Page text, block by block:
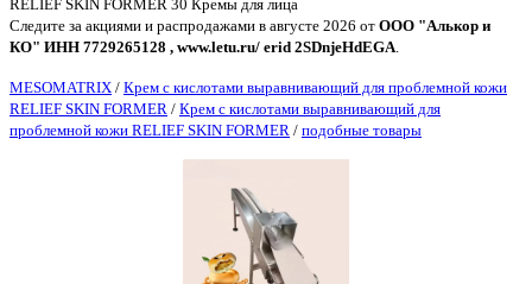
RELIEF SKIN FORMER 30 Кремы для лица
Следите за акциями и распродажами в августе 2026 от ООО "Алькор и
КО" ИНН 7729265128 , www.letu.ru/ erid 2SDnjeHdEGA
MESOMATRIX / Крем с кислотами выравнивающий для проблемной кожи
RELIEF SKIN FORMER / Крем с кислотами выравнивающий для
проблемной кожи RELIEF SKIN FORMER / подобные товары